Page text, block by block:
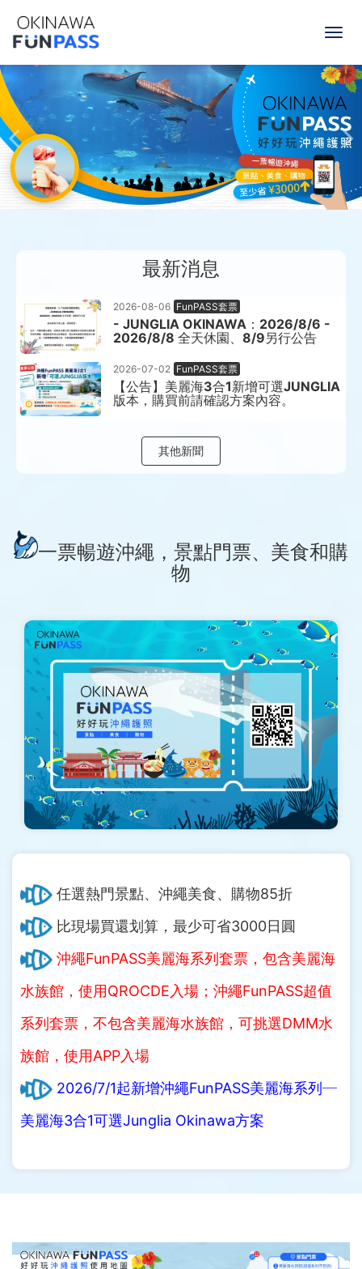
一
票
暢
遊
點
美
食
購
FunPASS
好
玩
沖
護
最新消息
2026-08-06 FunPASS套票
- JUNGLIA OKINAWA：2026/8/6 -
2026/8/8 全天休園、8/9另行公告
2026-07-02 FunPASS套票
【公告】美麗海3合1新增可選JUNGLIA
版本，購買前請確認方案內容。
其他新聞
一票暢遊沖繩，景點門票、美食和購
物
任選熱門景點、沖繩美食、購物85折
比現場買還划算，最少可省3000日圓
沖繩FunPASS美麗海系列套票，包含美麗海
水族館，使用QROCDE入場；沖繩FunPASS超值
系列套票，不包含美麗海水族館，可挑選DMM水
族館，使用APP入場
2026/7/1起新增沖繩FunPASS美麗海系列─
美麗海3合1可選Junglia Okinawa方案